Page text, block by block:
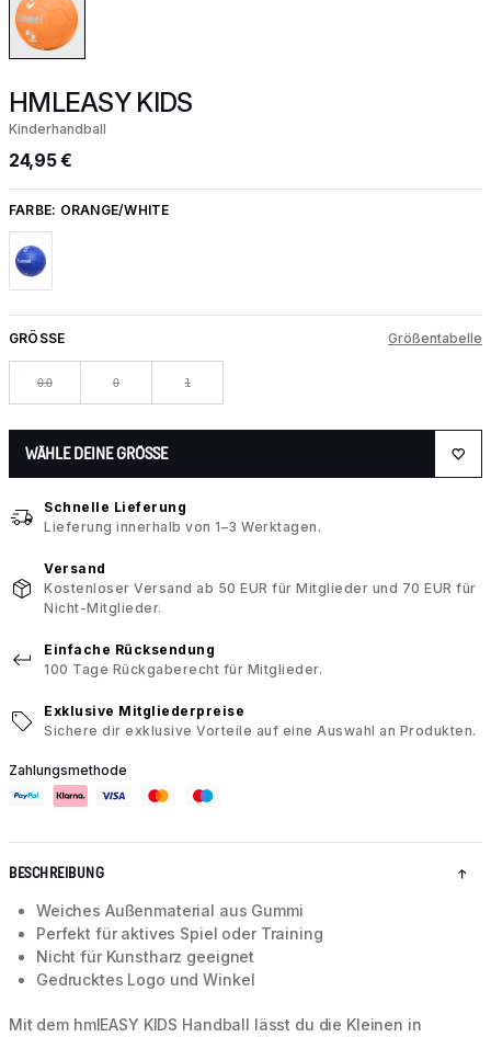
HMLEASY KIDS
Kinderhandball
24,95 €
FARBE: ORANGE/WHITE
GRÖSSE Größentabelle
0.0 0 1
WÄHLE DEINE GRÖSSE
Schnelle Lieferung
Lieferung innerhalb von 1–3 Werktagen.
Versand
Kostenloser Versand ab 50 EUR für Mitglieder und 70 EUR für
Nicht-Mitglieder.
Einfache Rücksendung
100 Tage Rückgaberecht für Mitglieder.
Exklusive Mitgliederpreise
Sichere dir exklusive Vorteile auf eine Auswahl an Produkten.
Zahlungsmethode
BESCHREIBUNG
Weiches Außenmaterial aus Gummi
Perfekt für aktives Spiel oder Training
Nicht für Kunstharz geeignet
Gedrucktes Logo und Winkel
Mit dem hmlEASY KIDS Handball lässt du die Kleinen in